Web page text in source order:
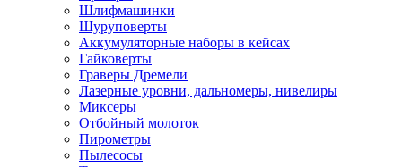
Шлифмашинки
Шуруповерты
Аккумуляторные наборы в кейсах
Гайковерты
Граверы Дремели
Лазерные уровни, дальномеры, нивелиры
Миксеры
Отбойный молоток
Пирометры
Пылесосы